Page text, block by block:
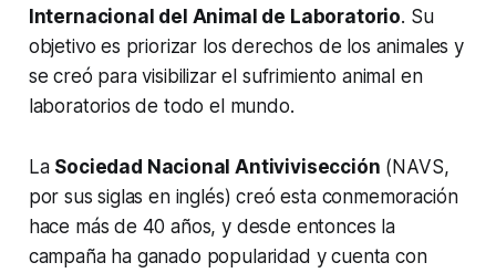
Internacional del Animal de Laboratorio. Su
objetivo es priorizar los derechos de los animales y
se creó para visibilizar el sufrimiento animal en
laboratorios de todo el mundo.
La Sociedad Nacional Antivivisección (NAVS,
por sus siglas en inglés) creó esta conmemoración
hace más de 40 años, y desde entonces la
campaña ha ganado popularidad y cuenta con